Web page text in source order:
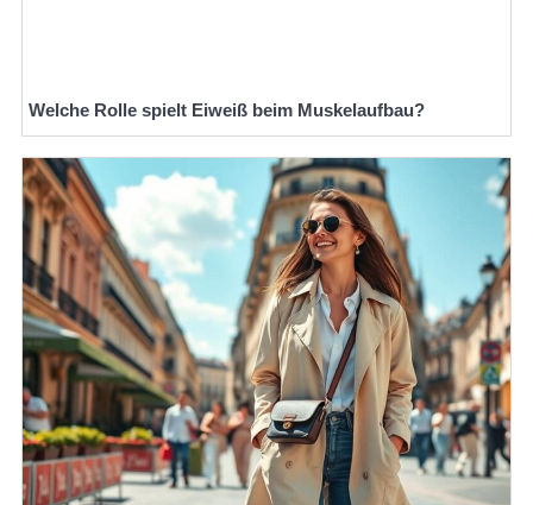
Welche Rolle spielt Eiweiß beim Muskelaufbau?